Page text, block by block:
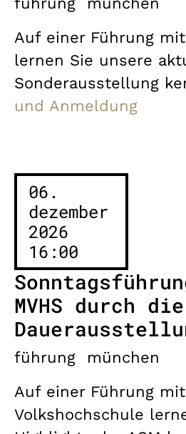
Auf einer Führung
lernen Sie unsere
Sonderausstellung
und Anmeldung
06.
dezember
2026
16:00
MVHS durch die
führung
münchen
Auf einer Führung
Volkshochschule